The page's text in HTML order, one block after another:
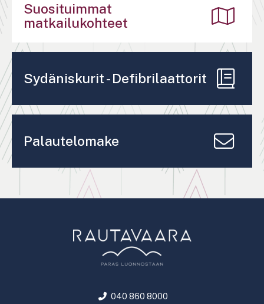
Suosituimmat
matkailukohteet
Sydäniskurit - Defibrilaattorit
Palautelomake
040 860 8000